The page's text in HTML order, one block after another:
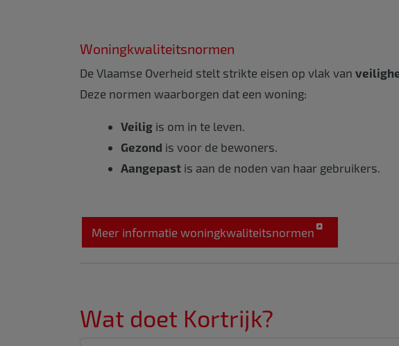
Woningkwaliteitsnormen
De Vlaamse Overheid stelt strikte eisen op vlak van
Deze normen waarborgen dat een woning:
Veilig is om in te leven.
Gezond is voor de bewoners.
Aangepast is aan de noden van haar gebruikers.
Meer informatie woningkwaliteitsnormen
Wat doet Kortrijk?